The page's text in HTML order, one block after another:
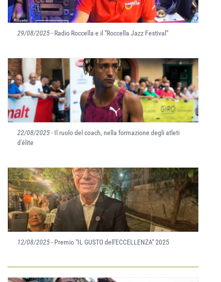
29/08/2025- Radio Roccella e il "Roccella Jazz Festival"
22/08/2025- Il ruolo del coach, nella formazione degli atleti
d'élite
12/08/2025- Premio "IL GUSTO dell'ECCELLENZA" 2025